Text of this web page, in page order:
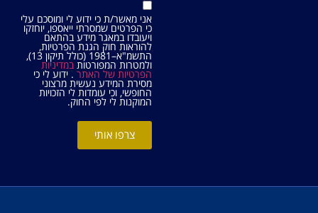
אני מאשר/ת כי ידוע לי ומוסכם עלי
כי הפרטים שמסרתי ייאספו, יוחזקו
ויעובדו במאגר מידע בהתאם
להוראות חוק הגנת הפרטיות,
התשמ"א–1981 (כולל תיקון 13),
ולמטרות המפורטותבמדיניות
הפרטיות של האתר . ידוע לי כי
מסירת המידע נעשית מרצוני
החופשי, וכי עומדות לי הזכויות
המוקנות לי לפי החוק.
צרפו אותי